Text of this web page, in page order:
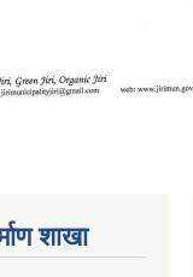
शाखा